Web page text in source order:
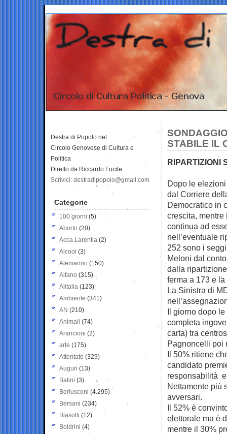
STABILE IL
RIPARTIZIONI
Dopo le
dal Corriere
Democratico in
crescita,
continua ad
nell’eventuale
252 sono i
Meloni dal
dalla
ferma a 173 e
La Sinistra di
Il giorno dopo
completa
carta) tra
Pagnoncelli poi
Il 50% ritiene
candidato
responsabilità
Nettamente più
avversari.
Il 52% è
elettorale ma è
mentre il 30%
Destra di Popolo.net
Circolo Genovese di Cultura e
Politica
Diretto da Riccardo Fucile
Scrivici: destradipopolo@gmail.com
Categorie
100 giorni (5)
Aborto (20)
Acca Larentia (2)
Alcool (3)
Alemanno (150)
Alfano (315)
Alitalia (123)
Ambiente (341)
AN (210)
Animali (74)
Arancioni (2)
arte (175)
Attentato (329)
Auguri (13)
Batini (3)
Berlusconi (4.295)
Bersani (234)
Biasotti (12)
Boldrini (4)